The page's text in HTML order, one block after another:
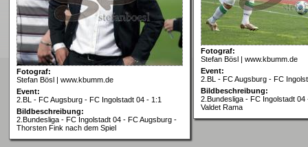
Fotograf:
Stefan Bösl | www.kbumm.de
Event:
2.BL - FC Augsburg - FC Ingolstadt 04 - 1:1
Bildbeschreibung:
2.Bundesliga - FC Ingolstadt 04 - FC Augsburg -
Thorsten Fink nach dem Spiel
Fotograf:
Stefan Bösl | www.kbumm.de
Event:
2.BL - FC Augsburg - FC
Bildbeschreibung:
2.Bundesliga - FC Ingolstadt 04
Valdet Rama